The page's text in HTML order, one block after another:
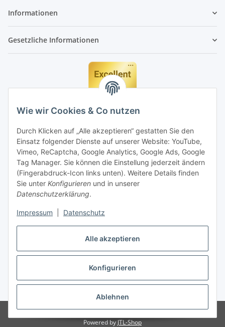
Alle akzeptieren
Konfigurieren
Ablehnen
Wie wir Cookies & Co nutzen
Durch Klicken auf „Alle akzeptieren“ gestatten Sie den
Einsatz folgender Dienste auf unserer Website: YouTube,
Vimeo, ReCaptcha, Google Analytics, Google Ads, Google
Tag Manager. Sie können die Einstellung jederzeit ändern
(Fingerabdruck-Icon links unten). Weitere Details finden
Sie unter Konfigurieren und in unserer
Datenschutzerklärung.
Impressum Datenschutz
Informationen
Gesetzliche Informationen
* Alle Preise inkl. gesetzlicher MwSt., zzgl.
Powered by JTL-Shop